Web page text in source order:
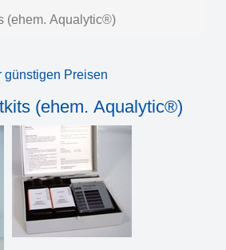
(ehem. Aqualytic®)
günstigen Preisen
(ehem. Aqualytic®)